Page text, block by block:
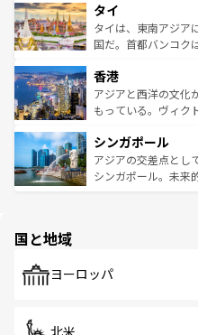
リティに包まれなが
覧を参照してほしい
急速な発展と共に伝
ーチミン市のフラン
醸し出している。ま
とつ。フォーやバイ
ひ現地で味わいたい
が旅行者を迎えてく
参照してほしい。
タイ
タイは、東南アジア
国だ。首都バンコク
の活気が交差してい
帯で自然と触れ合い
いビーチでリゾート
激する。気候は一年
が待っている。親し
た文化、そして多様
香港
アジアと西洋の文化
もっている。ヴィク
み、どこを訪れても
ており、効率よく見
うな絶景から文化的
シンガポール
アジアの交差点とし
シンガポール。未来
で、ホーカーズは地
国と地域
ヨーロッパ